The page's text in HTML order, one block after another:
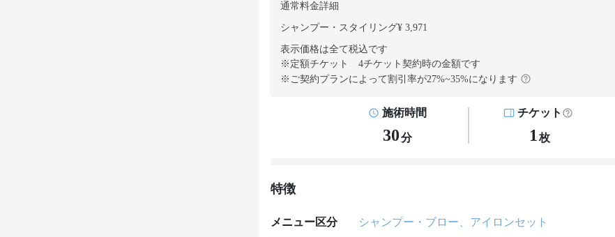
通常料金詳細
シャンプー・スタイリング¥ 3,971
表示価格は全て税込です
※定額チケット 4チケット契約時の金額です
※ご契約プランによって割引率が27%~35%になります
施術時間
30分
チケット
1 枚
特徴
メニュー区分 シャンプー・ブロー、アイロンセット